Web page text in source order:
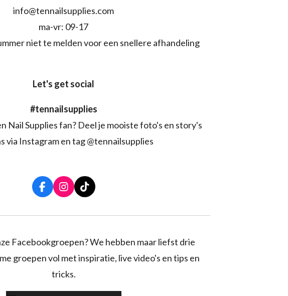
info@tennailsupplies.com
ma-vr: 09-17
niet te melden voor een snellere afhandeling
Let's get social
#tennailsupplies
Nail Supplies fan? Deel je mooiste foto's en story's
via Instagram en tag @tennailsupplies
F
a
o
k
I
n
r
a
T
i
k
Facebookgroepen? We hebben maar liefst drie
groepen vol met inspiratie, live video's en tips en
tricks.